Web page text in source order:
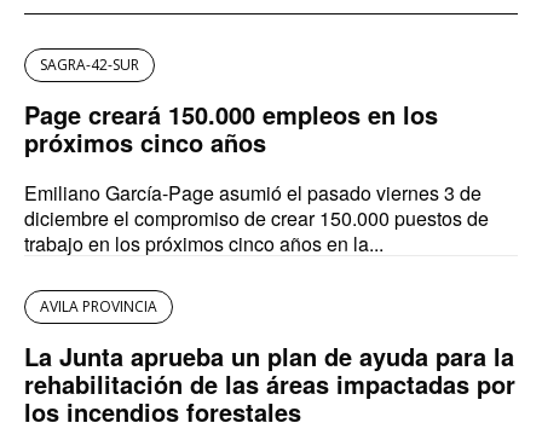
SAGRA-42-SUR
Page creará 150.000 empleos en los
próximos cinco años
Emiliano García-Page asumió el pasado viernes 3 de
diciembre el compromiso de crear 150.000 puestos de
trabajo en los próximos cinco años en la...
AVILA PROVINCIA
La Junta aprueba un plan de ayuda para la
rehabilitación de las áreas impactadas por
los incendios forestales